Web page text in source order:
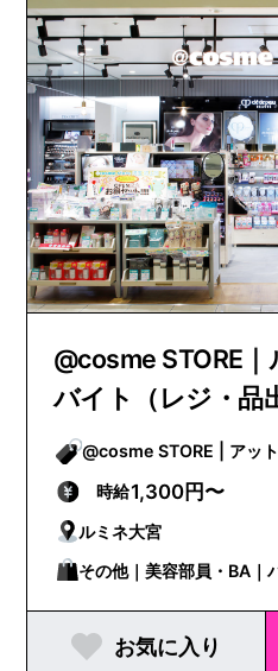
@cosme STORE
バイト（レジ・品
@cosme
時給1,300円〜
ルミネ大宮
その他｜美容部員・BA｜
フ
お気に入り